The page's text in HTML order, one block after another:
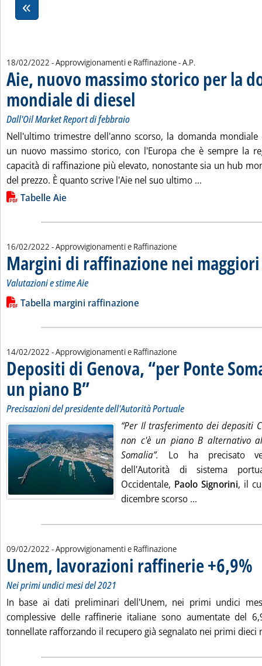
18/02/2022 - Approvvigionamenti e Raffinazione -di:
A.P.
Aie, nuovo massimo storico per la
mondiale di diesel . Sottotitolo: Dall'Oil Market Report di
. Pubblicata venerdì 18 febbraio 2022 alle
Dall'Oil Market Report di febbraio
Nell'ultimo trimestre dell'anno scorso, la domanda
un nuovo massimo storico, con l'Europa che è sempre la
capacità di raffinazione più elevato, nonostante sia un hub
del prezzo. È quanto scrive l'Aie nel suo ultimo ...
Lista allegati PDF alla notizia
Tabelle Aie
16/02/2022 - Approvvigionamenti e Raffinazione
Margini di raffinazione nei
Valutazioni e stime Aie
Leggi tutta la notizia: 'Margini di raffinazione nei maggiori
Lista allegati PDF alla notizia
Tabella margini raffinazione
14/02/2022 - Approvvigionamenti e Raffinazione
Depositi di Genova, “per Ponte
un piano B”. Sottotitolo: Precisazioni del presidente dell'Autorità Portuale
. Pubblicata lunedì 14 febbraio 2022 alle 11.27.
Precisazioni del presidente dell'Autorità Portuale
“Per Il trasferimento dei depositi
non c'è un piano B alternativo
Somalia”. Lo ha precisato
dell'Autorità di sistema
Occidentale, Paolo Signorini, il
dicembre scorso ...
09/02/2022 - Approvvigionamenti e Raffinazione
Unem, lavorazioni raffinerie +6,9%
Nei primi undici mesi del 2021
In base ai dati preliminari dell'Unem, nei primi undici
complessive delle raffinerie italiane sono aumentate del
tonnellate rafforzando il recupero già segnalato nei primi dieci